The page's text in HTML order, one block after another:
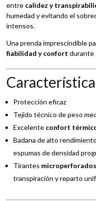
entre calidez y
humedad y evitando el
intensos.
Una prenda imprescindible
fiabilidad y confort durante
Protección eficaz
Tejido técnico de peso
Excelente confort
Badana de alto
espumas de densidad
Tirantes
transpiración y reparto